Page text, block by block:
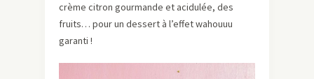
crème citron gourmande et acidulée, des
fruits… pour un dessert à l’effet wahouuu
garanti !